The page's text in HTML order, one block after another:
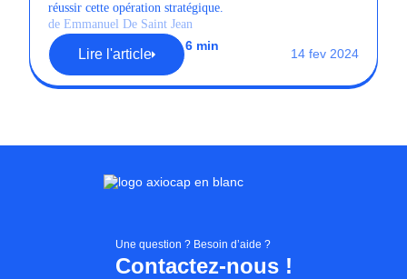
réussir cette opération stratégique.
de Emmanuel De Saint Jean
Lire l'article
6 min
14 fev 2024
Contactez-nous !
Une question ? Besoin d’aide ?